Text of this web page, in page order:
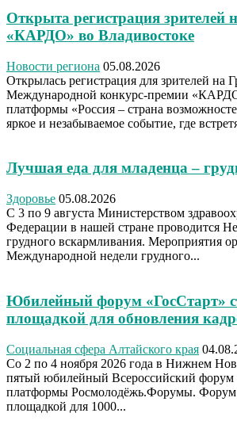
Открыта регистрация зрителей
«КАРДО» во Владивостоке
Новости региона 05.08.2026
Открылась регистрация для зрителей на
Международной конкурс-премии
платформы «Россия – страна
яркое и незабываемое событие, где
Лучшая еда для младенца –
Здоровье 05.08.2026
С 3 по 9 августа Министерством
Федерации в нашей стране проводится
грудного вскармливания. Мероприятия
Международной недели грудного...
Юбилейный форум «ГосСтарт»
площадкой для обновления
Социальная сфера Алтайского края
Со 2 по 4 ноября 2026 года в Нижнем
пятый юбилейный Всероссийский форум
платформы Росмолодёжь.Форумы. Форум
площадкой для 1000...